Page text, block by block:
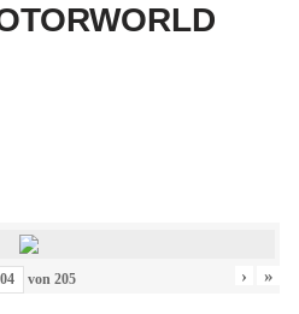
von 205 › »